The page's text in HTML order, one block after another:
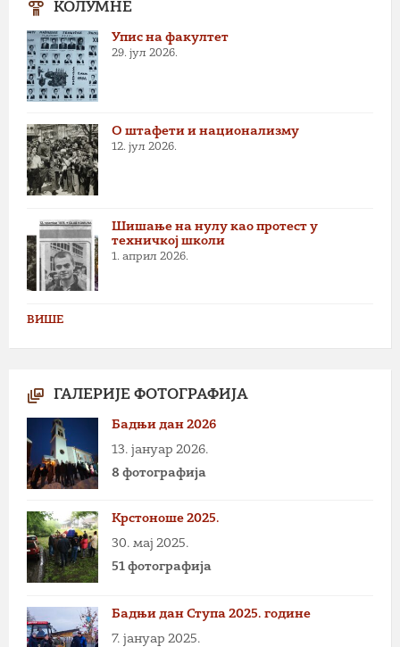
КОЛУМНЕ
Упис на факултет
29. јул 2026.
О штафети и национализму
12. јул 2026.
Шишање на нулу као протест у
техничкој школи
1. април 2026.
ВИШЕ
ГАЛЕРИЈЕ ФОТОГРАФИЈА
Бадњи дан 2026
13. јануар 2026.
8 фотографија
Крстоноше 2025.
30. мај 2025.
51 фотографија
Бадњи дан Ступа 2025. године
7. јануар 2025.